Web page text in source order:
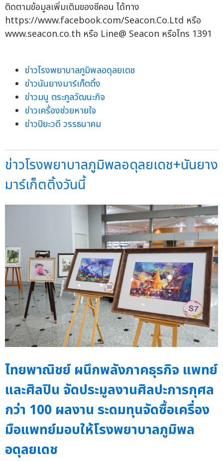
ติดตามข้อมูลเพิ่มเติมของซีคอน ได้ทาง
https://www.facebook.com/Seacon.Co.Ltd หรือ
www.seacon.co.th หรือ Line@ Seacon หรือโทร 1391
ข่าวโรงพยาบาลภูมิพลอดุลยเดช
ข่าวนันยางมาร์เก็ตติ้ง
ข่าวมนู ตระกูลวัฒนะกิจ
ข่าวเครื่องช่วยหายใจ
ข่าวปิยะวดี วรรธนาคม
ข่าวโรงพยาบาลภูมิพลอดุลยเดช+นันยาง
มาร์เก็ตติ้งวันนี้
ไทยพาณิชย์ ผนึกพลังภาคธุรกิจ แพทย์
และศิลปิน จัดประมูลงานศิลปะการกุศล
กว่า 100 ผลงาน ระดมทุนจัดซื้อเครื่อง
มือแพทย์มอบให้โรงพยาบาลภูมิพล
อดุลยเดช